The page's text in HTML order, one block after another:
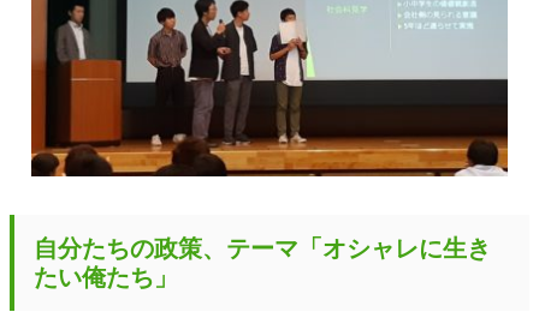
自分たちの政策、テーマ「オシャレに生き
たい俺たち」